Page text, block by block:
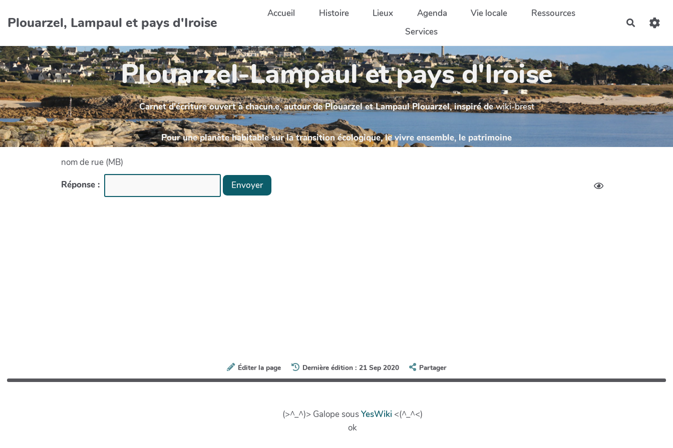
Plouarzel, Lampaul et pays d'Iroise
Accueil Histoire Lieux Agenda Vie locale
Ressources
Services
Plouarzel-Lampaul et pays d'Iroise
Carnet d'écriture ouvert à chacun.e, autour de Plouarzel et Lampaul Plouarzel, inspiré dewiki-brest
Pour une planète habitable sur la transition écologique, le vivre ensemble, le patrimoine
nom de rue (MB)
Réponse :
Envoyer
Éditer la page Dernière édition : 21 Sep 2020 Partager
(>^_^)> Galope sousYesWiki <(^_^<)
ok